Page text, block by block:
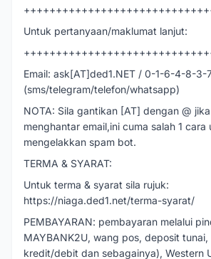
Untuk pertanyaan/maklumat lanjut:
Email: ask[AT]ded1.NET / 0-1-6-4-8-
(sms/telegram/telefon/whatsapp)
NOTA: Sila gantikan [AT] dengan @
menghantar email,ini cuma salah 1 cara
mengelakkan spam bot.
TERMA & SYARAT:
Untuk terma & syarat sila rujuk:
https://niaga.ded1.net/terma-syarat/
PEMBAYARAN: pembayaran melalui
MAYBANK2U, wang pos, deposit tunai,
kredit/debit dan sebagainya), Western